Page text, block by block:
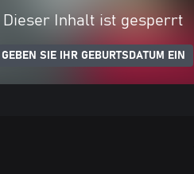
Dieser Inhalt ist gesperrt
GEBEN SIE IHR GEBURTSDATUM EIN